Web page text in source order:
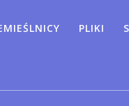
PLIKI